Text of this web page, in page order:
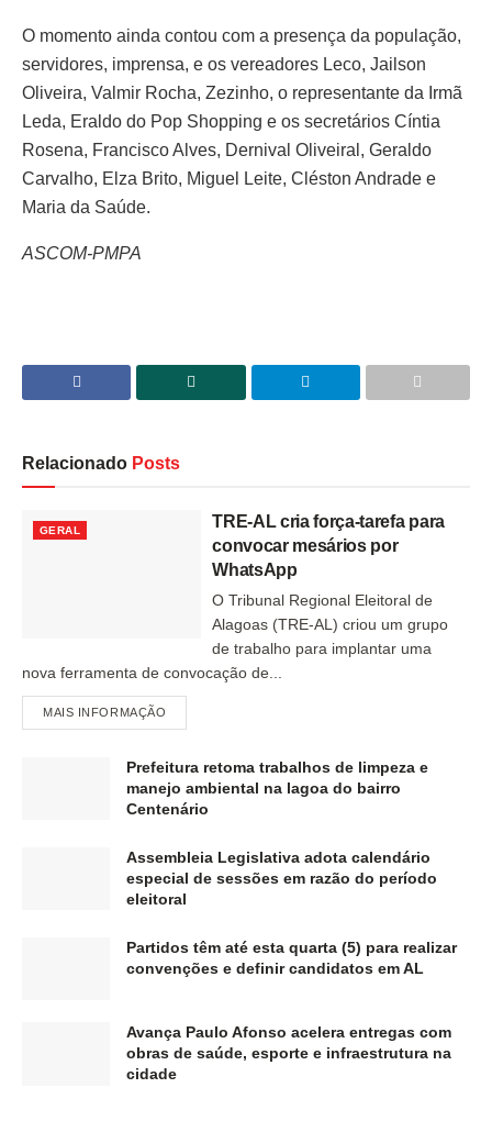
O momento ainda contou com a presença da população,
servidores, imprensa, e os vereadores Leco, Jailson
Oliveira, Valmir Rocha, Zezinho, o representante da Irmã
Leda, Eraldo do Pop Shopping e os secretários Cíntia
Rosena, Francisco Alves, Dernival Oliveiral, Geraldo
Carvalho, Elza Brito, Miguel Leite, Cléston Andrade e
Maria da Saúde.
ASCOM-PMPA
Relacionado Posts
GERAL
TRE-AL cria força-tarefa para
convocar mesários por
WhatsApp
O Tribunal Regional Eleitoral de
Alagoas (TRE-AL) criou um grupo
de trabalho para implantar uma
nova ferramenta de convocação de...
MAIS INFORMAÇÃO
Prefeitura retoma trabalhos de limpeza e
manejo ambiental na lagoa do bairro
Centenário
Assembleia Legislativa adota calendário
especial de sessões em razão do período
eleitoral
Partidos têm até esta quarta (5) para realizar
convenções e definir candidatos em AL
Avança Paulo Afonso acelera entregas com
obras de saúde, esporte e infraestrutura na
cidade